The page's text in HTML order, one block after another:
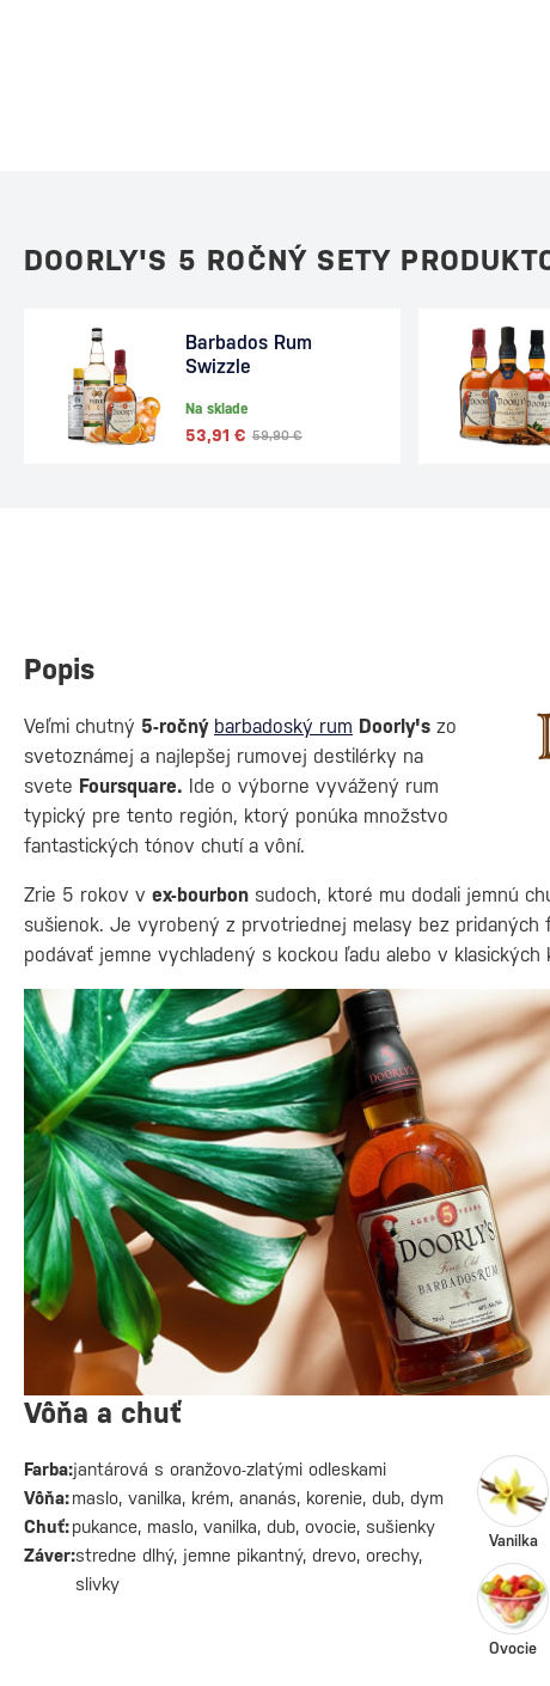
DOORLY'S 5 ROČNÝ SETY
Barbados Rum
Swizzle
Na sklade
59,90 €
53,91 €
Popis
Veľmi chutný 5-ročný barbadoský rum Doorly's zo
svetoznámej a najlepšej rumovej destilérky na
svete Foursquare. Ide o výborne vyvážený rum
typický pre tento región, ktorý ponúka množstvo
fantastických tónov chutí a vôní.
Zrie 5 rokov v ex-bourbon sudoch, ktoré mu dodali jemnú
sušienok. Je vyrobený z prvotriednej melasy bez pridaných
podávať jemne vychladený s kockou ľadu alebo v klasických
Vôňa a chuť
Farba:jantárová s oranžovo-zlatými odleskami
Vôňa:maslo, vanilka, krém, ananás, korenie, dub, dym
Chuť:pukance, maslo, vanilka, dub, ovocie, sušienky
Záver:stredne dlhý, jemne pikantný, drevo, orechy,
slivky
Vanilka
Ovocie